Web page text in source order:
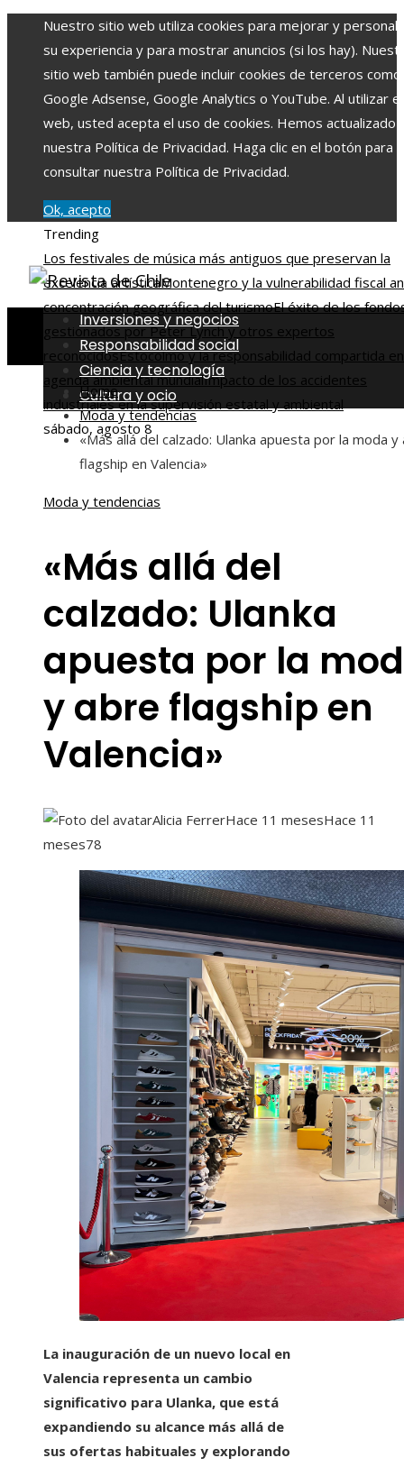
Nuestro sitio web utiliza cookies para mejorar y
su experiencia y para mostrar anuncios (si los hay).
sitio web también puede incluir cookies de terceros como
Google Adsense, Google Analytics o YouTube. Al utilizar
web, usted acepta el uso de cookies. Hemos actualizado
nuestra Política de Privacidad. Haga clic en el botón para
consultar nuestra Política de Privacidad.
Ok, acepto
Trending
Los festivales de música más antiguos que preservan la
excelencia artísticaMontenegro y la vulnerabilidad fiscal
concentración geográfica del turismoEl éxito de los
gestionados por Peter Lynch y otros expertos
reconocidosEstocolmo y la responsabilidad compartida
agenda ambiental mundialImpacto de los accidentes
industriales en la supervisión estatal y ambiental
sábado, agosto 8
Inversiones y negocios
Responsabilidad social
Ciencia y tecnología
Cultura y ocio
Home
Moda y tendencias
«Más allá del calzado: Ulanka apuesta por la moda y
flagship en Valencia»
Moda y tendencias
«Más allá del
calzado: Ulanka
apuesta por la
y abre flagship en
Valencia»
Alicia FerrerHace 11 mesesHace 11
meses78
La inauguración de un nuevo local en
Valencia representa un cambio
significativo para Ulanka, que está
expandiendo su alcance más allá de
sus ofertas habituales y explorando